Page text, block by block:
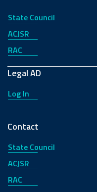
State Council
ACJSR
RAC
Legal AD
Log In
Contact
State Council
ACJSR
RAC